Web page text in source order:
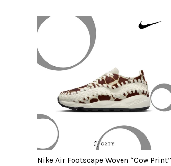
Nike Air Footscape Woven “Cow Print”